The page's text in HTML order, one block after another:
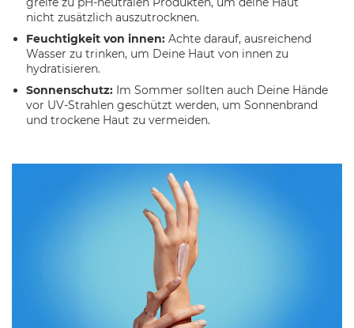
nicht zusätzlich auszutrocknen.
Feuchtigkeit von innen:Achte darauf, ausreichend
Wasser zu trinken, um Deine Haut von innen zu
hydratisieren.
Sonnenschutz:Im Sommer sollten auch Deine Hände
vor UV-Strahlen geschützt werden, um Sonnenbrand
und trockene Haut zu vermeiden.